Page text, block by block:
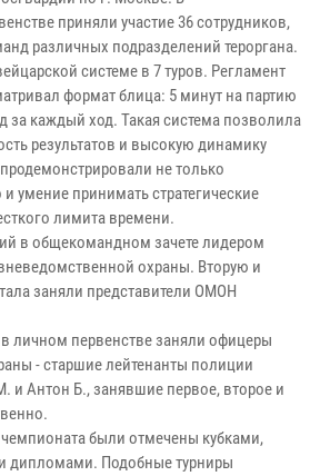
приняли участие 36 сотрудников,
различных подразделений тероргана.
системе в 7 туров. Регламент
формат блица: 5 минут на партию
за каждый ход. Такая система позволила
результатов и высокую динамику
не только
умение принимать стратегические
лимита времени.
в общекомандном зачете лидером
охраны. Вторую и
заняли представители ОМОН
в личном первенстве заняли офицеры
- старшие лейтенанты полиции
и Антон Б., занявшие первое, второе и
были отмечены кубками,
дипломами. Подобные турниры